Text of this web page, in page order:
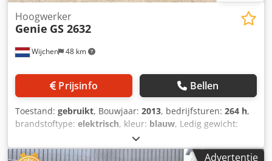
Wijchen 48 km
Hoogwerker
Genie GS 2632
Prijsinfo Bellen
Toestand: gebruikt, Bouwjaar: 2013, bedrijfsturen: 264 h,
brandstoftype: elektrisch, kleur: blauw, Ledig gewicht:
1.984 kg Afmetingen (LxBxH): 240 x 82 x 194 cm Prijs: Op
aanvraag - Bouwjaar: 2013 - Documentatie aanwezig: Ja - └
Advertentie